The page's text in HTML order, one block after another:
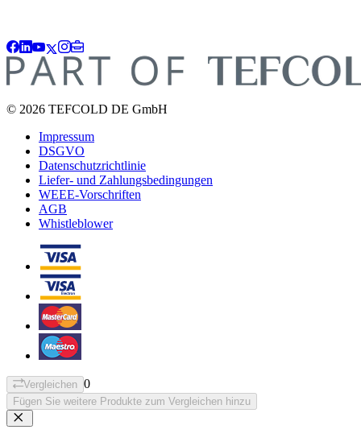
© 2026 TEFCOLD DE GmbH
Impressum
DSGVO
Datenschutzrichtlinie
Liefer- und Zahlungsbedingungen
WEEE-Vorschriften
AGB
Whistleblower
Vergleichen 0
Fügen Sie weitere Produkte zum Vergleichen hinzu